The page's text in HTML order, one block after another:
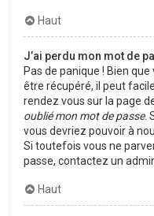
Haut
J’ai perdu mon mot de
Pas de panique ! Bien
être récupéré, il peut
rendez vous sur la page
oublié mon mot de passe.
vous devriez pouvoir à
Si toutefois vous ne
passe, contactez un
Haut